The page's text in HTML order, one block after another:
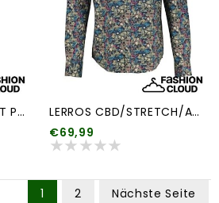
LERROS O-NECK FRONT PRINT (meerdere kleuren)
LERROS CBD/STRETCH/AOP
€69,99
1 2 Nächste Seite